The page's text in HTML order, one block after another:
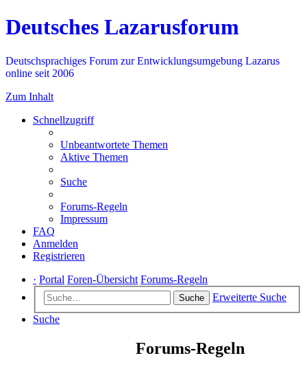
Deutsches Lazarusforum
Deutschsprachiges Forum zur Entwicklungsumgebung Lazarus
online seit 2006
Zum Inhalt
Schnellzugriff
Unbeantwortete Themen
Aktive Themen
Suche
Forums-Regeln
Impressum
FAQ
Anmelden
Registrieren
· Portal Foren-Übersicht Forums-Regeln
Suche
Erweiterte Suche
Suche
Forums-Regeln